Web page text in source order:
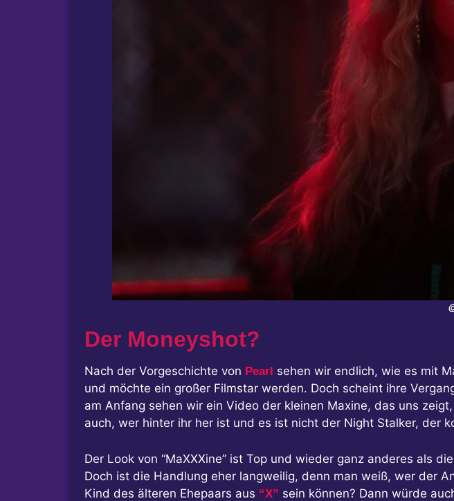
Der Moneyshot?
Nach der Vorgeschichte von Pearl sehen wir endlich, wie es mit
und möchte ein großer Filmstar werden. Doch scheint ihre
am Anfang sehen wir ein Video der kleinen Maxine, das uns
auch, wer hinter ihr her ist und es ist nicht der Night Stalker, der
Der Look von “MaXXXine” ist Top und wieder ganz anderes als
Doch ist die Handlung eher langweilig, denn man weiß, wer der
Kind des älteren Ehepaars aus “X” sein können? Dann würde